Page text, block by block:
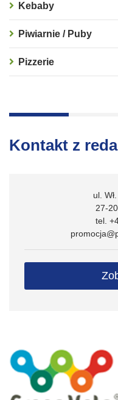
Kebaby
Piwiarnie / Puby
Pizzerie
Kontakt z
ul.
27-
tel.